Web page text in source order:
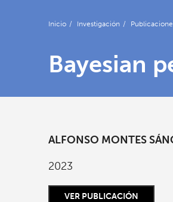
Inicio / Investigación /
Bayesian
ALFONSO MONTES
2023
VER PUBLICACIÓN